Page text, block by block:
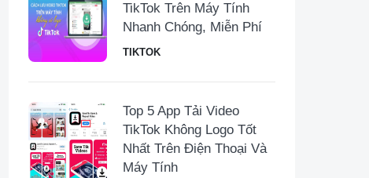
TikTok Trên Máy Tính
Nhanh Chóng, Miễn Phí
TIKTOK
Top 5 App Tải Video
TikTok Không Logo Tốt
Nhất Trên Điện Thoại Và
Máy Tính